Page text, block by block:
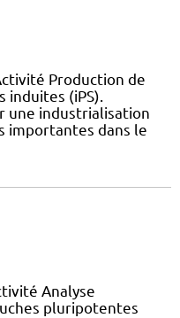
Production de
induites (iPS).
une industrialisation
importantes dans le
Analyse
pluripotentes